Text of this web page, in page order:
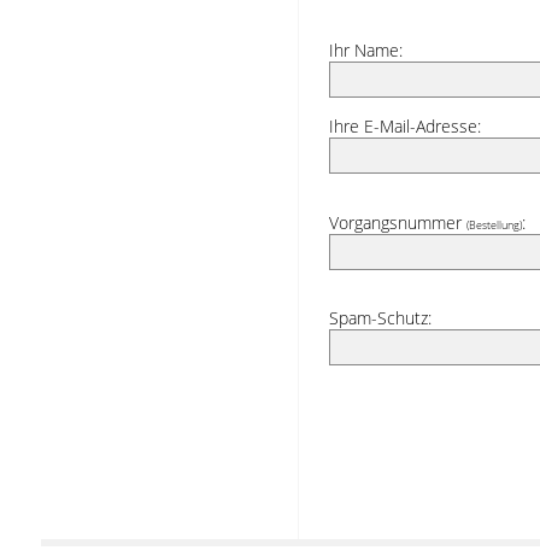
Ihr Name:
Ihre E-Mail-Adresse:
Vorgangsnummer(Bestellung):
Spam-Schutz: